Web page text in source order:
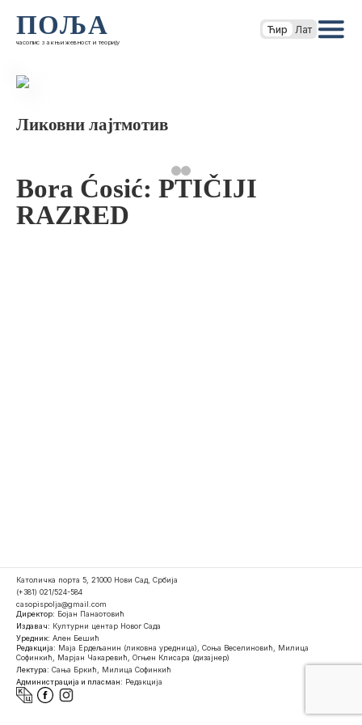
ПОЉА
часопис за књижевност и теорију
Ћир Лат
Ликовни лајтмотив
Bora Ćosić: PTIČIJI
RAZRED
Католичка порта 5, 21000 Нови Сад, Србија
(+381) 021/524-584
casopispolja@gmail.com
Директор: Бојан Панаотовић
Издавач: Културни центар Новог Сада
Уредник: Ален Бешић
Редакција: Маја Ердељанин (ликовна уредница), Соња Веселиновић, Милица
Софинкић, Марјан Чакаревић, Огњен Клисара (дизајнер)
Лектура: Сања Бркић, Милица Софинкић
Администрација и пласман: Редакција